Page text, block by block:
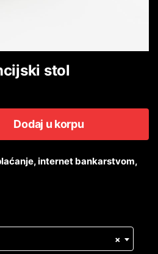
stol
Dodaj u korpu
internet bankarstvom,
×